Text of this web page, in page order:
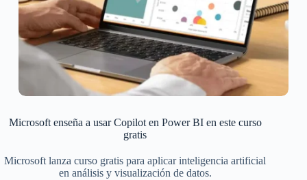
Microsoft enseña a usar Copilot en Power BI en este curso
gratis
Microsoft lanza curso gratis para aplicar inteligencia artificial
en análisis y visualización de datos.